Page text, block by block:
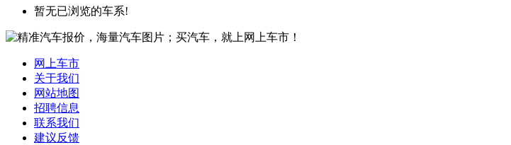
暂无已浏览的车系!
网上车市
关于我们
网站地图
招聘信息
联系我们
建议反馈